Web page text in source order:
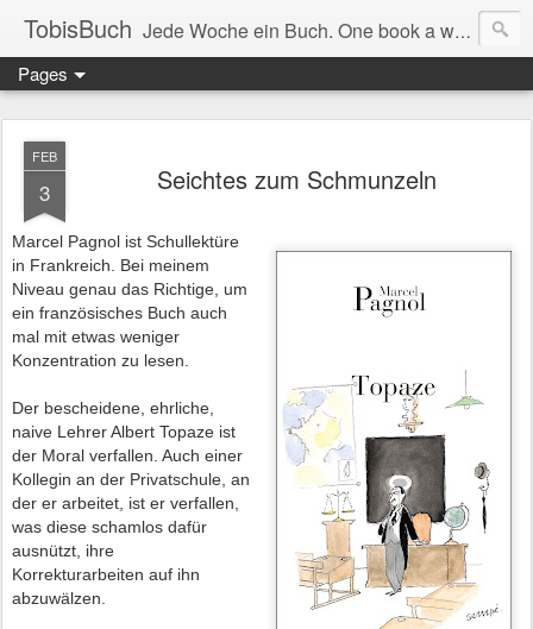
TobisBuch Jede Woche ein Buch. One book a week.
Pages
FEB
3 Seichtes zum Schmunzeln
Marcel Pagnol ist Schullektüre
in Frankreich. Bei meinem
Niveau genau das Richtige, um
ein französisches Buch auch
mal mit etwas weniger
Konzentration zu lesen.
Der bescheidene, ehrliche,
naive Lehrer Albert Topaze ist
der Moral verfallen. Auch einer
Kollegin an der Privatschule, an
der er arbeitet, ist er verfallen,
was diese schamlos dafür
ausnützt, ihre
Korrekturarbeiten auf ihn
abzuwälzen.